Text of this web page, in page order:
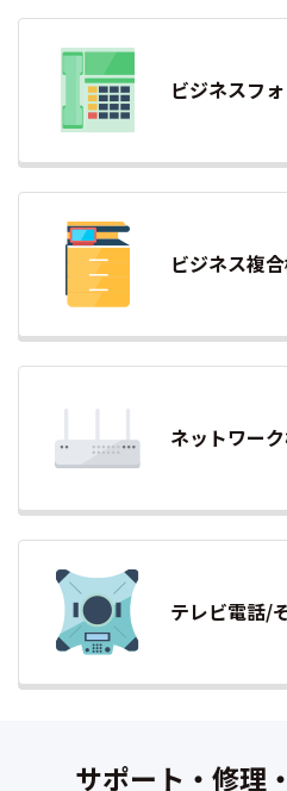
ビジネスフ
ビジネス複
ネットワー
テレビ電話/
サポート・修理